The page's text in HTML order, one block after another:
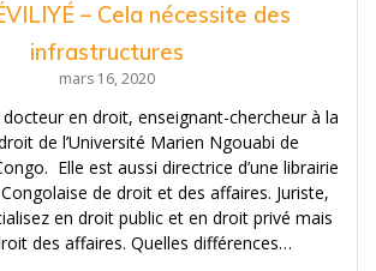
– Cela nécessite des
infrastructures
mars 16, 2020
docteur en droit, enseignant-chercheur à la
de l’Université Marien Ngouabi de
Elle est aussi directrice d’une librairie
de droit et des affaires. Juriste,
en droit public et en droit privé mais
des affaires. Quelles différences…